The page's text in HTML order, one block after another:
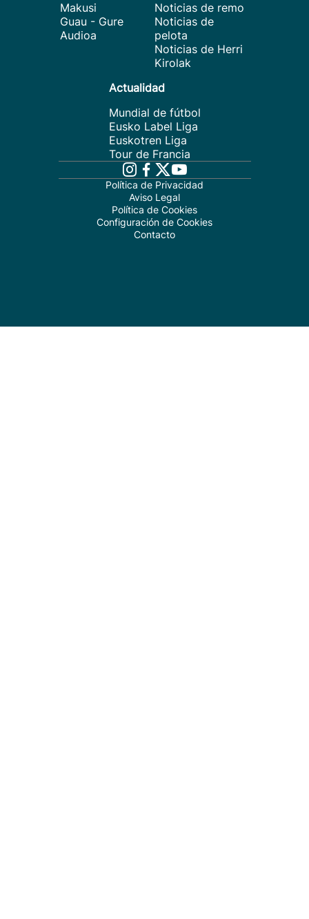
Makusi
Guau - Gure
Audioa
Noticias de remo
Noticias de
pelota
Noticias de Herri
Kirolak
Actualidad
Mundial de fútbol
Eusko Label Liga
Euskotren Liga
Tour de Francia
Política de Privacidad
Aviso Legal
Política de Cookies
Configuración de Cookies
Contacto